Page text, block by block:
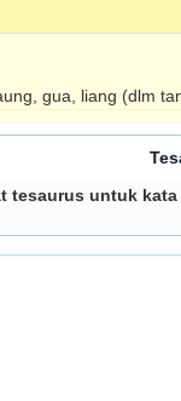
gua, liang (dlm
tesaurus untuk kata